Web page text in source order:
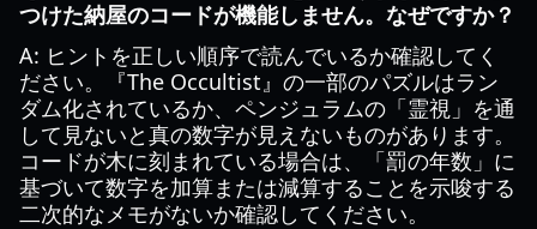
つけた納屋のコードが機能しません。なぜですか？
A: ヒントを正しい順序で読んでいるか確認してく
ださい。『The Occultist』の一部のパズルはラン
ダム化されているか、ペンジュラムの「霊視」を通
して見ないと真の数字が見えないものがあります。
コードが木に刻まれている場合は、「罰の年数」に
基づいて数字を加算または減算することを示唆する
二次的なメモがないか確認してください。